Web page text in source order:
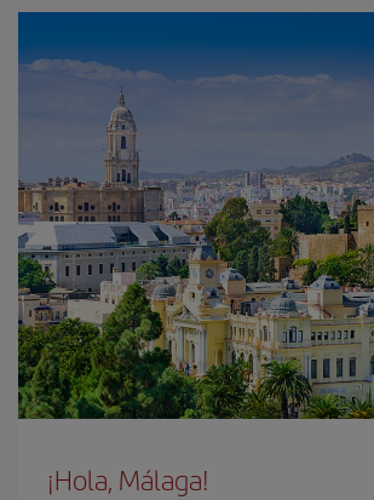
¡Hola, Málaga!